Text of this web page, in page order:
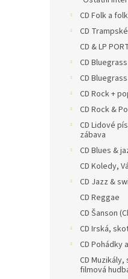
CD Folk a
CD
CD & LP
CD
CD
CD Rock +
CD Rock &
CD Lidové
zábava
CD Blues &
CD Koledy,
CD Jazz &
CD Reggae
CD Šanson
CD Irská,
CD Pohádky
CD
filmová